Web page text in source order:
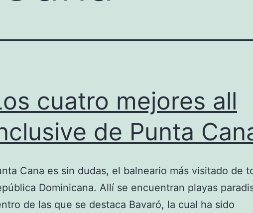
cuatro mejores all
de Punta
Cana es sin dudas, el balneario más visitado de
Dominicana. Allí se encuentran playas
de las que se destaca Bavaró, la cual ha sido